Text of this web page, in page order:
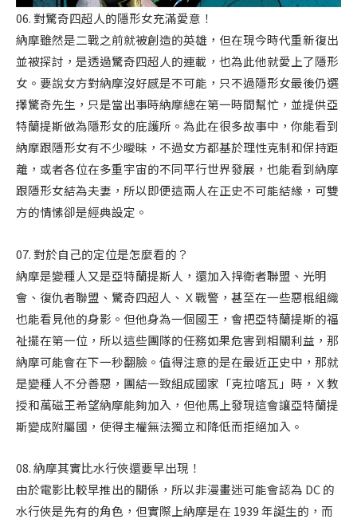
06. 對驚奇四超人的隱形女充滿愛意！
納摩雖然是二戰之前就被創造的英雄，但在現今時代重新復出
並被探討，是透過驚奇四超人的連載，也為此他就愛上了隱形
女。要說女方對納摩沒好感是不可能，只不過隱形女最後仍選
擇驚奇先生，只是當出事時納摩總在第一時間幫忙，並提供亞
特蘭提斯做為隱形女的庇護所。為此在很多故事中，你能看到
納摩跟隱形女有不少曖昧，不過女方都基於理性克制和保持距
離，或者各位在多重宇宙的不同平行世界發展，也能看到納摩
跟隱形女結為夫妻，所以即便這兩人在正史不可能結緣，可雙
方的情愫卻是經典設定。
07. 對於自己的定位是怎麼看的？
納摩是變種人又是亞特蘭提斯人，還加入捍衛者聯盟、光明
會、復仇者聯盟、驚奇四超人、Ｘ戰警，甚至在一些惡棍組織
也能看見他的身影。但他身為一個國王，會把亞特蘭提斯的福
祉擺在第一位，所以這些團隊的任務如果危害到相關利益，那
納摩可能會在下一秒翻臉。值得注意的是在最近正史中，那就
是變種人不分善惡，團結一致組成國家「克拉喀瓦」時，Ｘ教
授和萬磁王希望納摩能夠加入，但他馬上發現這會讓亞特蘭提
斯變成附屬國，使得主權無法獨立和降低而拒絕加入。
08. 納摩其實比水行俠還要早出現！
由於電影比較早推出的關係，所以非漫畫迷可能會認為 DC 的
水行俠是先有的角色，但實際上納摩是在 1939 年誕生的，而